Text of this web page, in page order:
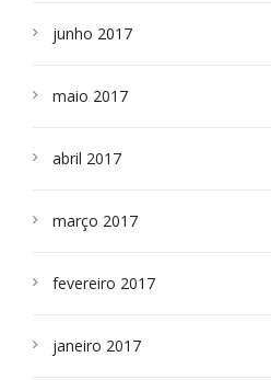
junho 2017
maio 2017
abril 2017
março 2017
fevereiro 2017
janeiro 2017